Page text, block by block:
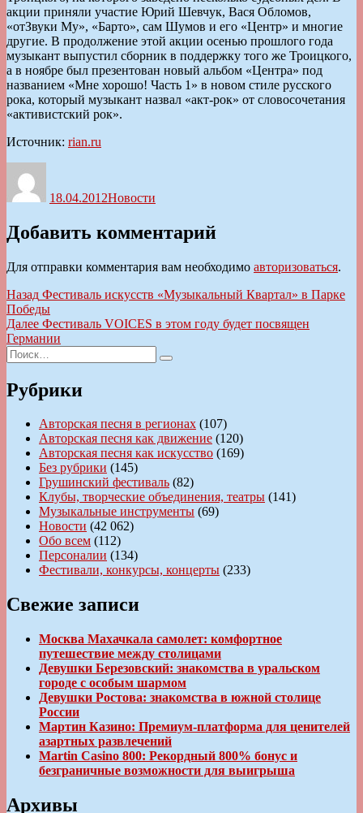
акции приняли участие Юрий Шевчук, Вася Обломов,
«отЗвуки Му», «Барто», сам Шумов и его «Центр» и многие
другие. В продолжение этой акции осенью прошлого года
музыкант выпустил сборник в поддержку того же Троицкого,
а в ноябре был презентован новый альбом «Центра» под
названием «Мне хорошо! Часть 1» в новом стиле русского
рока, который музыкант назвал «акт-рок» от словосочетания
«активистский рок».
Источник: rian.ru
18.04.2012Новости
Добавить комментарий
Для отправки комментария вам необходимо авторизоваться.
Навигация
по
записям
Назад Предыдущая
запись:
Фестиваль искусств «Музыкальный Квартал» в Парке
Победы
Далее Следующая
запись:
Фестиваль VOICES в этом году будет посвящен
Германии
Искать:
Поиск
Рубрики
Авторская песня в регионах (107)
Авторская песня как движение (120)
Авторская песня как искусство (169)
Без рубрики (145)
Грушинский фестиваль (82)
Клубы, творческие объединения, театры (141)
Музыкальные инструменты (69)
Новости (42 062)
Обо всем (112)
Персоналии (134)
Фестивали, конкурсы, концерты (233)
Свежие записи
Москва Махачкала самолет: комфортное
путешествие между столицами
Девушки Березовский: знакомства в уральском
городе с особым шармом
Девушки Ростова: знакомства в южной столице
России
Мартин Казино: Премиум-платформа для ценителей
азартных развлечений
Martin Casino 800: Рекордный 800% бонус и
безграничные возможности для выигрыша
Архивы